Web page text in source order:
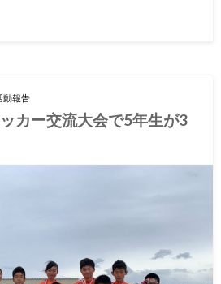
動報告
カー交流大会で5年生が3